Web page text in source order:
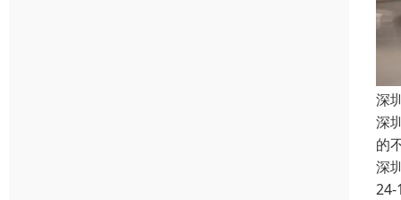
深
深
的
深
24-